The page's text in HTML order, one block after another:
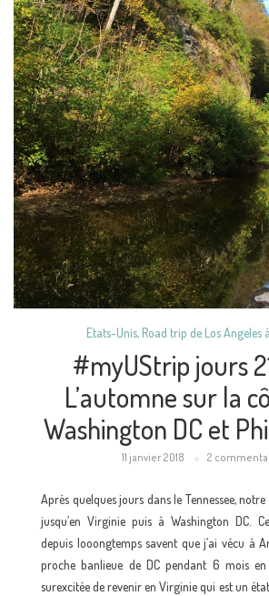
Etats-Unis, Road trip de Los Angeles
#myUStrip jours
L’automne sur la
Washington DC et
11 janvier 2018 2
Après quelques jours dans le Tennessee,
jusqu’en Virginie puis à Washington DC.
depuis looongtemps savent que j’ai vécu à
proche banlieue de DC pendant 6 mois en
surexcitée de revenir en Virginie qui est un